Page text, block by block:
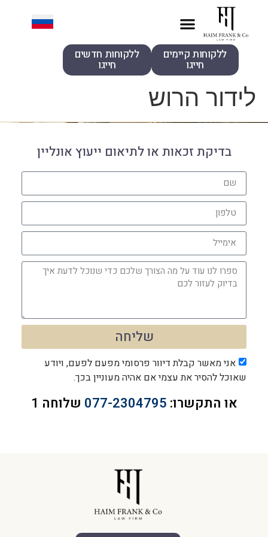
ללקוחות קיימים
חייגו
ללקוחות חדשים
חייגו
לידור הרוש
בדיקת זכאות או לתיאום ייעוץ אונליין
אני מאשר קבלת דיוור פרסומי מפעם לפעם, ויודע
שאוכל להסיר את עצמי אם אהיה מעוניין בכך.
שליחה
או התקשרו: 077-2304795 שלוחה 1